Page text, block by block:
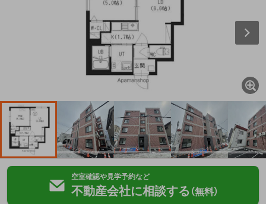
空室確認や見学予約など
不動産会社に相談する （無料）